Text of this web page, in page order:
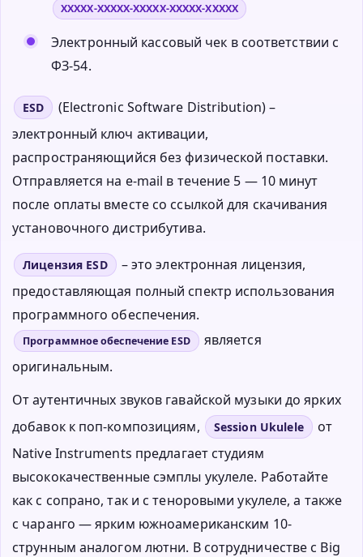
XXXXX-XXXXX-XXXXX-XXXXX-XXXXX
Электронный кассовый чек в соответствии с
ФЗ-54.
ESD
(Electronic Software Distribution) –
электронный ключ активации,
распространяющийся без физической поставки.
Отправляется на e-mail в течение 5 — 10 минут
после оплаты вместе со ссылкой для скачивания
установочного дистрибутива.
Лицензия ESD
– это электронная лицензия,
предоставляющая полный спектр использования
программного обеспечения.
Программное обеспечение ESD
является
оригинальным.
От аутентичных звуков гавайской музыки до ярких
добавок к поп-композициям,
Session Ukulele
от
Native Instruments предлагает студиям
высококачественные сэмплы укулеле. Работайте
как с сопрано, так и с теноровыми укулеле, а также
с чаранго — ярким южноамериканским 10-
струнным аналогом лютни. В сотрудничестве с Big